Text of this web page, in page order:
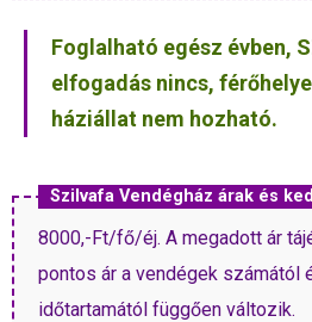
Foglalható egész évben,
elfogadás nincs,
háziállat nem hozható.
Szilvafa Vendégház árak és
8000,-Ft/fő/éj. A megadott ár
pontos ár a vendégek számától
időtartamától függően változik.